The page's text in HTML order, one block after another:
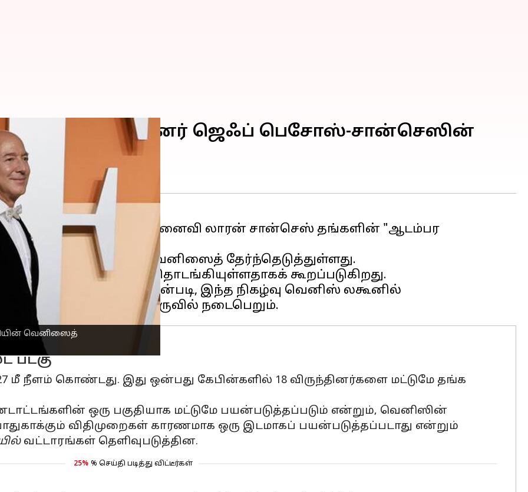
வெனிஸைத்
அமேசான் நிறுவனர் ஜெஃப் பெசோஸ்-சான்செஸின்
அவரது வருங்கால மனைவி லாரன் சான்செஸ் தங்களின் "ஆடம்பர
இத்தாலியின்
வெனிஸைத் தேர்ந்தெடுத்துள்ளது.
ஒரு உள்ளூர் அறிக்கையின்படி, இந்த நிகழ்வு வெனிஸ் லகூனில்
படகு
மீ நீளம் கொண்டது. இது ஒன்பது கேபின்களில் 18 விருந்தினர்களை மட்டுமே தங்க
ஒரு பகுதியாக மட்டுமே பயன்படுத்தப்படும் என்றும், வெனிஸின்
விதிமுறைகள் காரணமாக ஒரு இடமாகப் பயன்படுத்தப்படாது என்றும்
வட்டாரங்கள் தெளிவுபடுத்தின.
25% % செய்தி படித்து விட்டீர்கள்